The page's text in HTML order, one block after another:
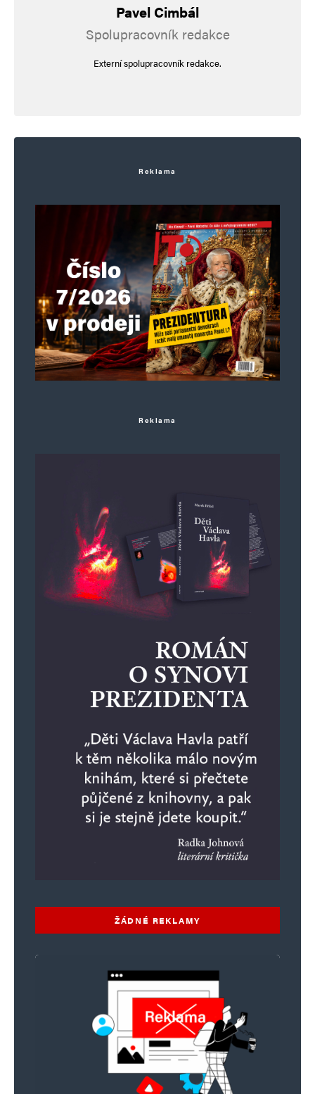
Pavel Cimbál
Spolupracovník redakce
Externí spolupracovník redakce.
Reklama
Reklama
ŽÁDNÉ REKLAMY